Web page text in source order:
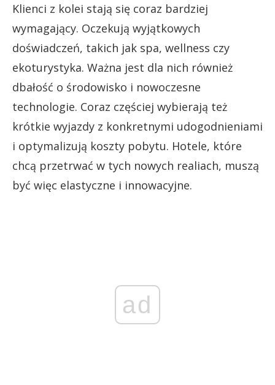
Klienci z kolei stają się coraz bardziej
wymagający. Oczekują wyjątkowych
doświadczeń, takich jak spa, wellness czy
ekoturystyka. Ważna jest dla nich również
dbałość o środowisko i nowoczesne
technologie. Coraz częściej wybierają też
krótkie wyjazdy z konkretnymi udogodnieniami
i optymalizują koszty pobytu. Hotele, które
chcą przetrwać w tych nowych realiach, muszą
być więc elastyczne i innowacyjne.
ad